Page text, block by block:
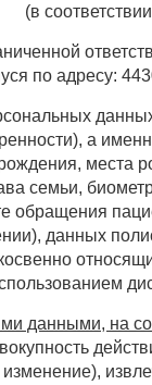
(в
адресу:
а
места
семьи,
обращения
данных
данными, на